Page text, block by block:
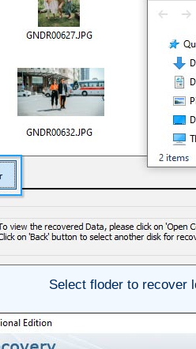
Select floder to recover